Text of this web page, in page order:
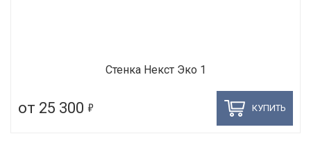
Стенка Некст Эко 1
от 25 300 5 КУПИТЬ